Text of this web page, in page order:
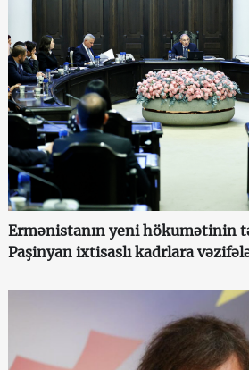
Ermənistanın yeni hökumətinin
Paşinyan ixtisaslı kadrlara